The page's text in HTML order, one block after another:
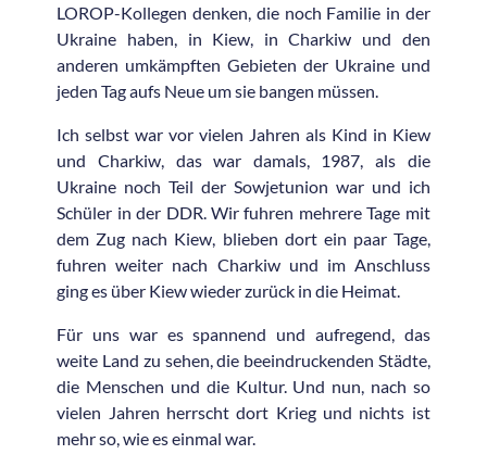
LOROP-Kollegen denken, die noch Familie in der
Ukraine haben, in Kiew, in Charkiw und den
anderen umkämpften Gebieten der Ukraine und
jeden Tag aufs Neue um sie bangen müssen.
Ich selbst war vor vielen Jahren als Kind in Kiew
und Charkiw, das war damals, 1987, als die
Ukraine noch Teil der Sowjetunion war und ich
Schüler in der DDR. Wir fuhren mehrere Tage mit
dem Zug nach Kiew, blieben dort ein paar Tage,
fuhren weiter nach Charkiw und im Anschluss
ging es über Kiew wieder zurück in die Heimat.
Für uns war es spannend und aufregend, das
weite Land zu sehen, die beeindruckenden Städte,
die Menschen und die Kultur. Und nun, nach so
vielen Jahren herrscht dort Krieg und nichts ist
mehr so, wie es einmal war.